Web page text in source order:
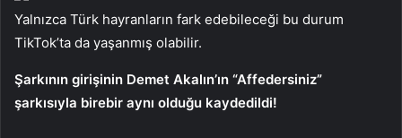
Yalnızca Türk hayranların fark edebileceği bu durum
TikTok’ta da yaşanmış olabilir.
Şarkının girişinin Demet Akalın’ın “Affedersiniz”
şarkısıyla birebir aynı olduğu kaydedildi!